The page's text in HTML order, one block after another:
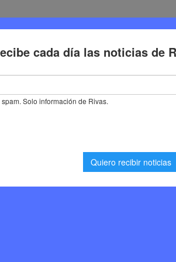
Deporte Cultura Trabajo
ex jugador del Real Madrid y Academy
del Real
Vaciamadrid
juvenil